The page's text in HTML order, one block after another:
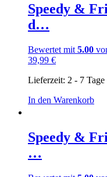
Speedy &
d…
Bewertet mit 5.00
39,99 €
Lieferzeit: 2 - 7 Tage
In den Warenkorb
Speedy &
…